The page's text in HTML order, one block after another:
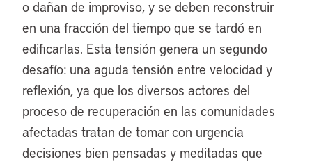
o dañan de improviso, y se deben reconstruir
en una fracción del tiempo que se tardó en
edificarlas. Esta tensión genera un segundo
desafío: una aguda tensión entre velocidad y
reflexión, ya que los diversos actores del
proceso de recuperación en las comunidades
afectadas tratan de tomar con urgencia
decisiones bien pensadas y meditadas que